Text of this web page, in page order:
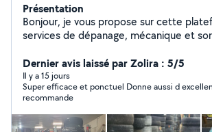
Présentation
Bonjour, je vous propose sur cette
services de dépanage, mécanique et
Dernier avis laissé par Zolira : 5/5
Il y a 15 jours
Super efficace et ponctuel Donne aussi d
recommande